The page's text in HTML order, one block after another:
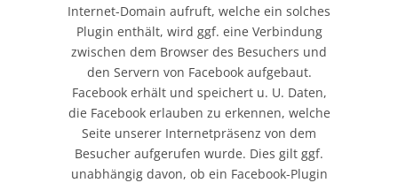
Internet-Domain aufruft, welche ein solches
Plugin enthält, wird ggf. eine Verbindung
zwischen dem Browser des Besuchers und
den Servern von Facebook aufgebaut.
Facebook erhält und speichert u. U. Daten,
die Facebook erlauben zu erkennen, welche
Seite unserer Internetpräsenz von dem
Besucher aufgerufen wurde. Dies gilt ggf.
unabhängig davon, ob ein Facebook-Plugin